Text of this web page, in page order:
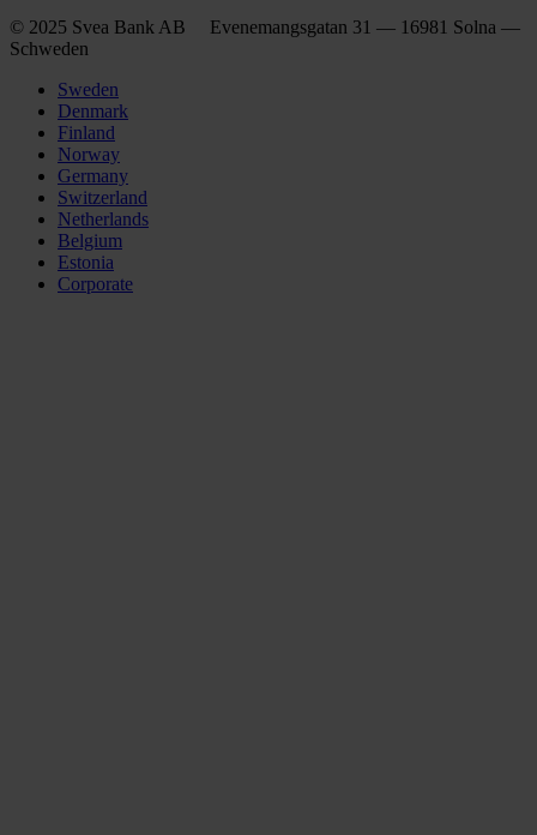
© 2025 Svea Bank AB Evenemangsgatan 31 — 16981 Solna —
Schweden
Sweden
Denmark
Finland
Norway
Germany
Switzerland
Netherlands
Belgium
Estonia
Corporate